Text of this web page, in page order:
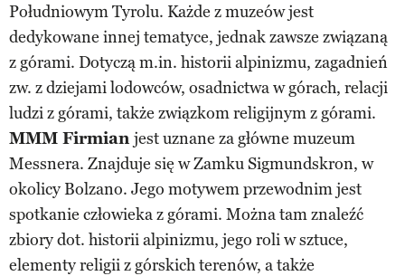
Południowym Tyrolu. Każde z muzeów jest
dedykowane innej tematyce, jednak zawsze związaną
z górami. Dotyczą m.in. historii alpinizmu, zagadnień
zw. z dziejami lodowców, osadnictwa w górach, relacji
ludzi z górami, także związkom religijnym z górami.
MMM Firmian jest uznane za główne muzeum
Messnera. Znajduje się w Zamku Sigmundskron, w
okolicy Bolzano. Jego motywem przewodnim jest
spotkanie człowieka z górami. Można tam znaleźć
zbiory dot. historii alpinizmu, jego roli w sztuce,
elementy religii z górskich terenów, a także